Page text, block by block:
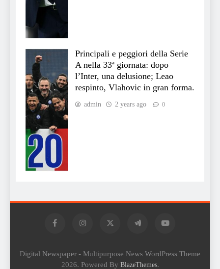
Principali e peggiori della Serie
A nella 33ª giornata: dopo
l’Inter, una delusione; Leao
respinto, Vlahovic in gran forma.
admin 2 years ago 0
Digital Newspaper - Multipurpose News WordPress Theme
2026. Powered By BlazeThemes.